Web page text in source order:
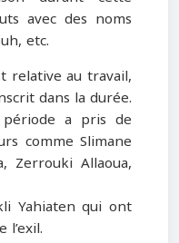
avec des noms
etc.
relative au travail,
dans la durée.
a pris de
comme Slimane
Zerrouki Allaoua,
Yahiaten qui ont
l’exil.